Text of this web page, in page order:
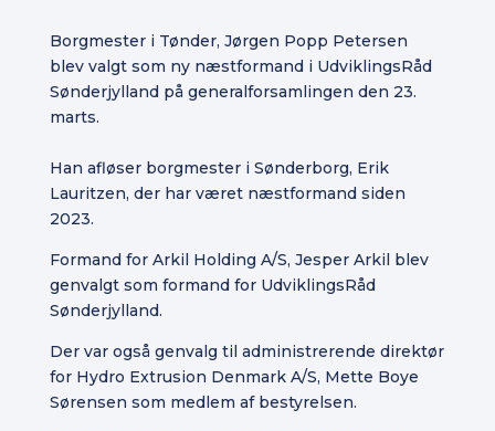
Borgmester i Tønder, Jørgen Popp Petersen
blev valgt som ny næstformand i UdviklingsRåd
Sønderjylland på generalforsamlingen den 23.
marts.
Han afløser borgmester i Sønderborg, Erik
Lauritzen, der har været næstformand siden
2023.
Formand for Arkil Holding A/S, Jesper Arkil blev
genvalgt som formand for UdviklingsRåd
Sønderjylland.
Der var også genvalg til administrerende direktør
for Hydro Extrusion Denmark A/S, Mette Boye
Sørensen som medlem af bestyrelsen.